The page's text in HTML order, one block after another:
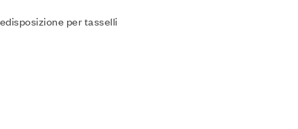
per tasselli